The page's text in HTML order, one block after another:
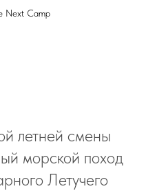
Next Camp
летней смены
морской поход
Летучего